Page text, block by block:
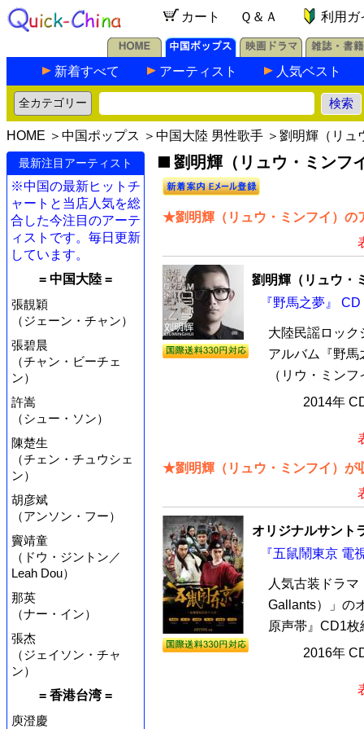
カート Ｑ＆Ａ 利用ガ
新着すべて アーティスト 人気ベスト
HOME ＞ 中国ポップス ＞ 中国大陸 男性歌手 ＞劉明輝（リュ
最新注目アーティスト
※中国の最新ヒットチ
ャートと当店人気を総
合した今注目のアーテ
ィストです。毎日更新
しています。
= 中国大陸 =
張靚穎
（ジェーン・チャン）
張碧晨
（チャン・ビーチェ
ン）
許嵩
（シュー・ソン）
陳楚生
（チェン・チュウシェ
ン）
胡彦斌
（アンソン・フー）
竇靖童
（ドウ・ジントン／
Leah Dou）
那英
（ナー・イン）
張杰
（ジェイソン・チャ
ン）
= 香港台湾 =
庾澄慶
劉明輝（リュウ・ミンフ
★劉明輝（リュウ・ミンフイ）の
劉明輝（リュウ・
『野馬之夢』
大陸民謡ロッ
アルバム『野馬
（リウ・ミン
2014年
★劉明輝（リュウ・ミンフイ）が
オリジナルサント
『五鼠鬧東京 電
人気古装ドラ
Gallants）」の
原声帯』CD1
2016年